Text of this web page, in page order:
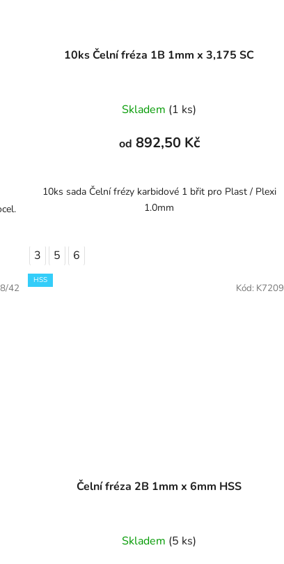
10ks Čelní fréza 1B 1mm x 3,175 SC
Skladem (1 ks)
od 892,50 Kč
10ks sada Čelní frézy karbidové 1 břit pro Plast / Plexi
1.0mm
3 5 6
42
HSS
Čelní fréza 2B 1mm x 6mm HSS
Skladem (5 ks)
Kód: K7209